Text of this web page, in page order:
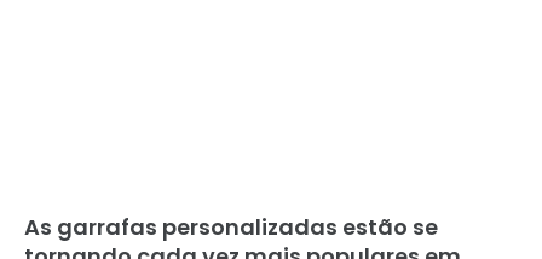
As garrafas personalizadas estão se